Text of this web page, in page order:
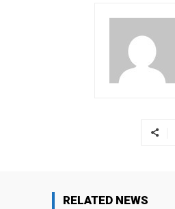
RELATED NEWS